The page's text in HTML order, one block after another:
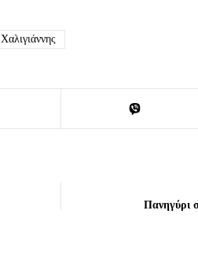
Χαλιγιάννης
Πανηγύρι